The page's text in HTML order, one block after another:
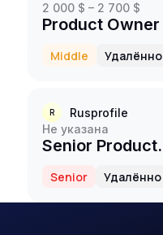
2 000 $ – 2 700 $
Product Owner
Middle Удалённо
R Rusprofile
Не указана
Senior Product
Senior Удалённо